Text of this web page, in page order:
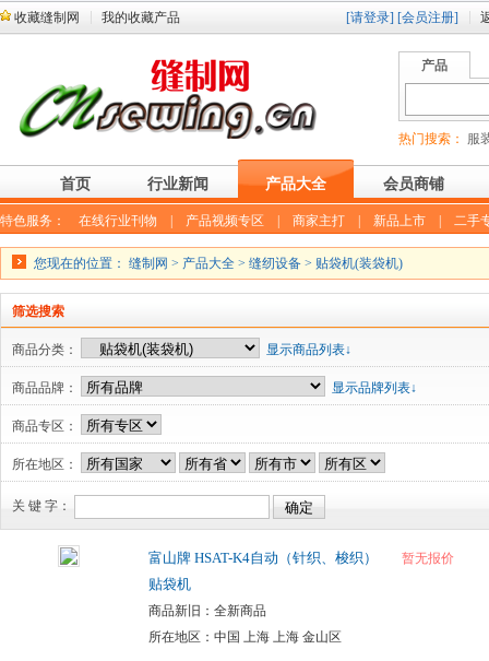
收藏缝制网 我的收藏产品 [请登录] [会员注册]
产品
热门搜索： 服
首页 行业新闻 产品大全 会员商铺
特色服务： 在线行业刊物 产品视频专区 商家主打 新品上市 二手
您现在的位置： 缝制网 > 产品大全 > 缝纫设备 > 贴袋机(装袋机)
筛选搜索
商品分类： 显示商品列表↓
商品品牌： 显示品牌列表↓
商品专区：
所在地区：
关 键 字：
富山牌 HSAT-K4自动（针织、梭织）
贴袋机
商品新旧：全新商品
所在地区：中国 上海 上海 金山区
暂无报价